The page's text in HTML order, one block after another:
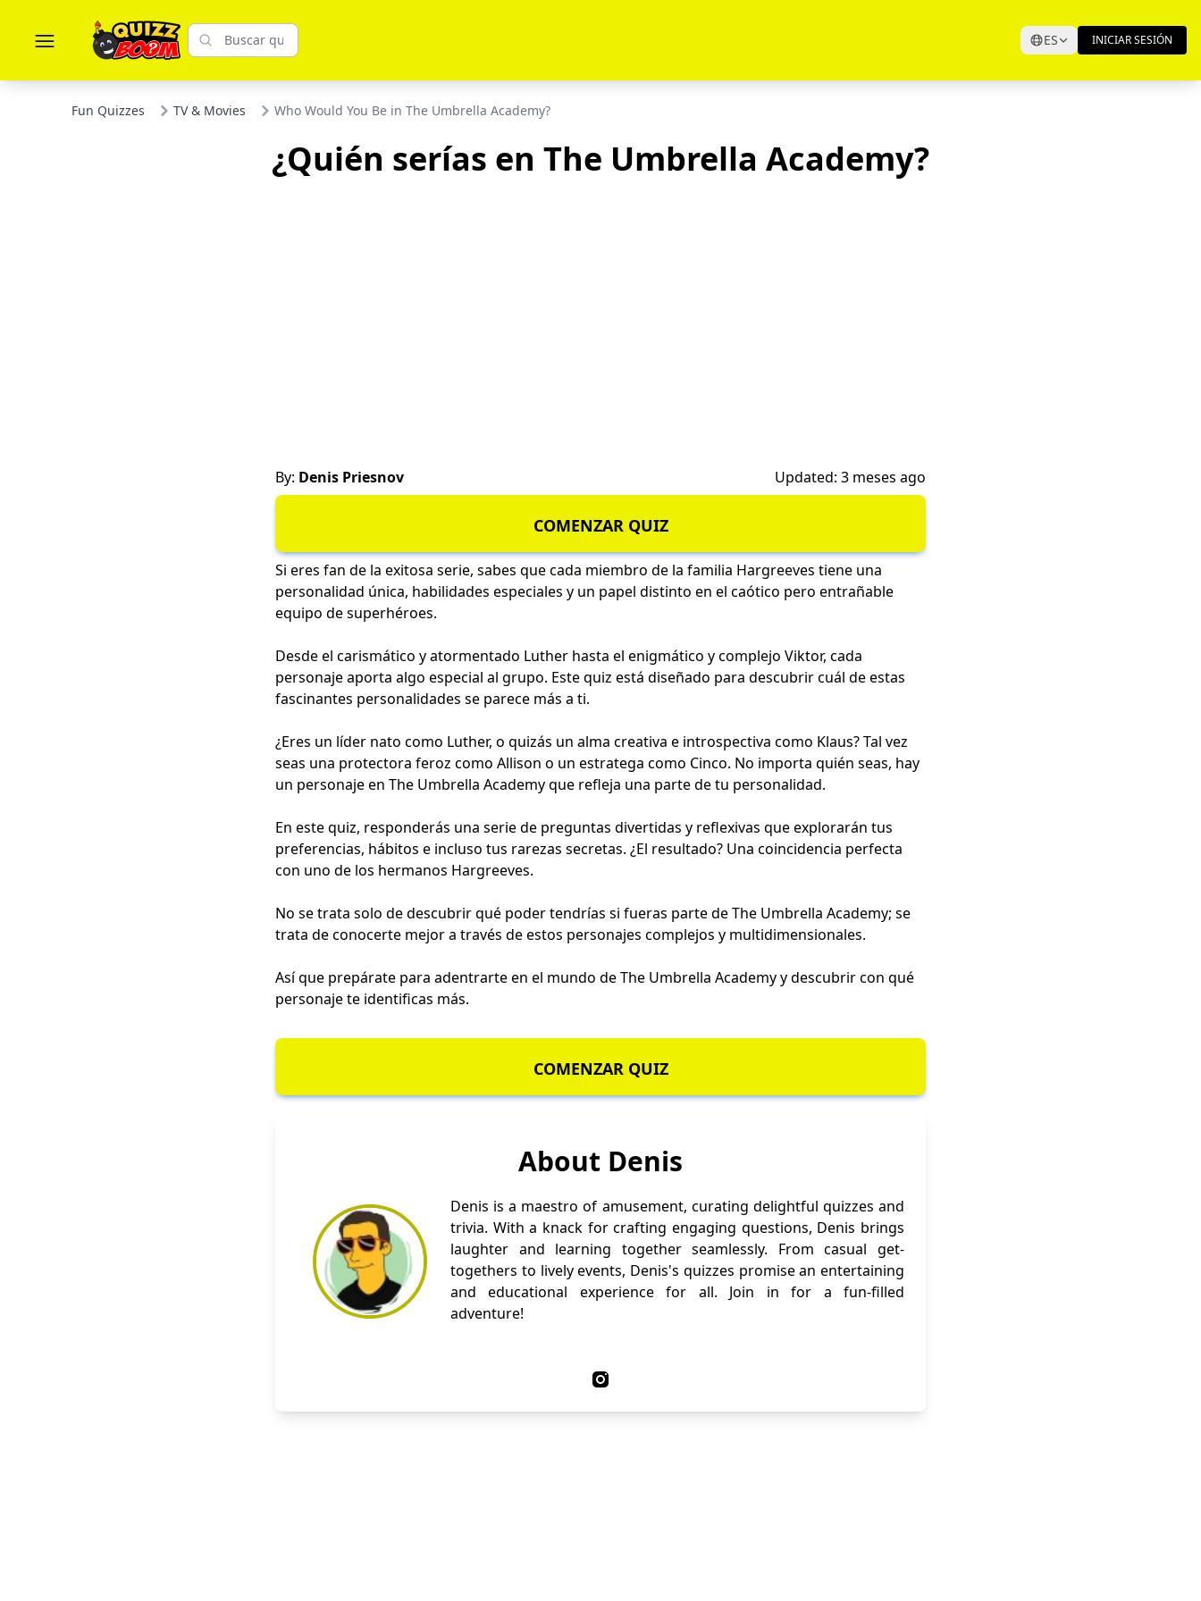
ES INICIAR SESIÓN
Fun Quizzes TV & Movies Who Would You Be in The Umbrella Academy?
¿Quién serías en The Umbrella Academy?
By: Denis Priesnov Updated: 3 meses ago
COMENZAR QUIZ
Si eres fan de la exitosa serie, sabes que cada miembro de la familia Hargreeves tiene una
personalidad única, habilidades especiales y un papel distinto en el caótico pero entrañable
equipo de superhéroes.
Desde el carismático y atormentado Luther hasta el enigmático y complejo Viktor, cada
personaje aporta algo especial al grupo. Este quiz está diseñado para descubrir cuál de estas
fascinantes personalidades se parece más a ti.
¿Eres un líder nato como Luther, o quizás un alma creativa e introspectiva como Klaus? Tal vez
seas una protectora feroz como Allison o un estratega como Cinco. No importa quién seas, hay
un personaje en The Umbrella Academy que refleja una parte de tu personalidad.
En este quiz, responderás una serie de preguntas divertidas y reflexivas que explorarán tus
preferencias, hábitos e incluso tus rarezas secretas. ¿El resultado? Una coincidencia perfecta
con uno de los hermanos Hargreeves.
No se trata solo de descubrir qué poder tendrías si fueras parte de The Umbrella Academy; se
trata de conocerte mejor a través de estos personajes complejos y multidimensionales.
Así que prepárate para adentrarte en el mundo de The Umbrella Academy y descubrir con qué
personaje te identificas más.
COMENZAR QUIZ
About Denis
Denis is a maestro of amusement, curating delightful quizzes and
trivia. With a knack for crafting engaging questions, Denis brings
laughter and learning together seamlessly. From casual get-
togethers to lively events, Denis's quizzes promise an entertaining
and educational experience for all. Join in for a fun-filled
adventure!